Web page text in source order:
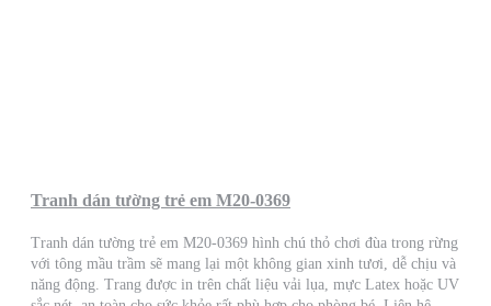
Tranh dán tường trẻ em M20-0369
Tranh dán tường trẻ em M20-0369 hình chú thỏ chơi đùa trong rừng
với tông mầu trầm sẽ mang lại một không gian xinh tươi, dễ chịu và
năng động. Trang được in trên chất liệu vải lụa, mực Latex hoặc UV